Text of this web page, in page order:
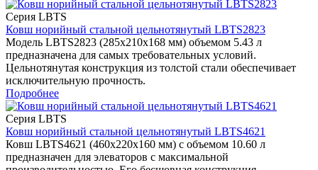
Серия LBTS
Ковш норийный стальной цельнотянутый LBTS2823
Модель LBTS2823 (285x210x168 мм) объемом 5.43 л
предназначена для самых требовательных условий.
Цельнотянутая конструкция из толстой стали обеспечивает
исключительную прочность.
Подробнее
Серия LBTS
Ковш норийный стальной цельнотянутый LBTS4621
Ковш LBTS4621 (460x220x160 мм) с объемом 10.60 л
предназначен для элеваторов с максимальной